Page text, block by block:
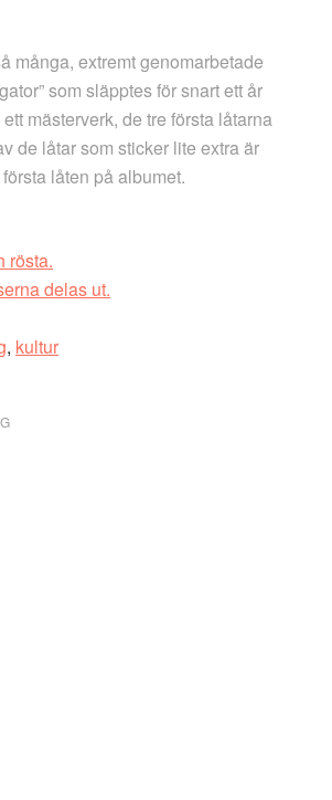
många, extremt genomarbetade
som släpptes för snart ett år
mästerverk, de tre första låtarna
de låtar som sticker lite extra är
låten på albumet.
rösta.
delas ut.
, kultur